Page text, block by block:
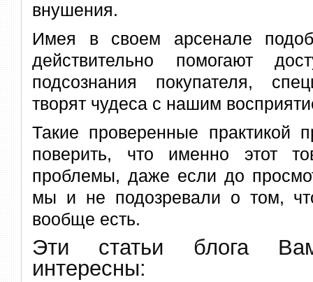
внушения.
Имея в своем арсенале
действительно помогают
подсознания покупателя,
творят чудеса с нашим
Такие проверенные практикой
поверить, что именно этот
проблемы, даже если до
мы и не подозревали о том,
вообще есть.
Эти статьи блога
интересны: